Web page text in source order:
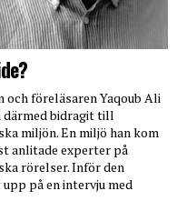
och föreläsaren Yaqoub Ali
därmed bidragit till
miljön. En miljö han kom
anlitade experter på
rörelser. Inför den
på en intervju med